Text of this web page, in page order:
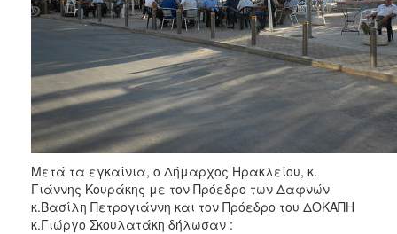
Μετά τα εγκαίνια, ο Δήμαρχος Ηρακλείου, κ.
Γιάννης Κουράκης με τον Πρόεδρο των Δαφνών
κ.Βασίλη Πετρογιάννη και τον Πρόεδρο του ΔΟΚΑΠΗ
κ.Γιώργο Σκουλατάκη δήλωσαν :